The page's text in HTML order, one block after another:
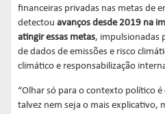
financeiras privadas nas metas de
detectou avanços desde 2019 na
atingir essas metas, impulsionadas
de dados de emissões e risco
climático e responsabilização
“Olhar só para o contexto político
talvez nem seja o mais explicativo,